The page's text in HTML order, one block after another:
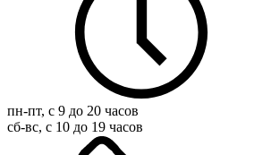
пн-пт, с 9 до 20 часов
сб-вс, с 10 до 19 часов